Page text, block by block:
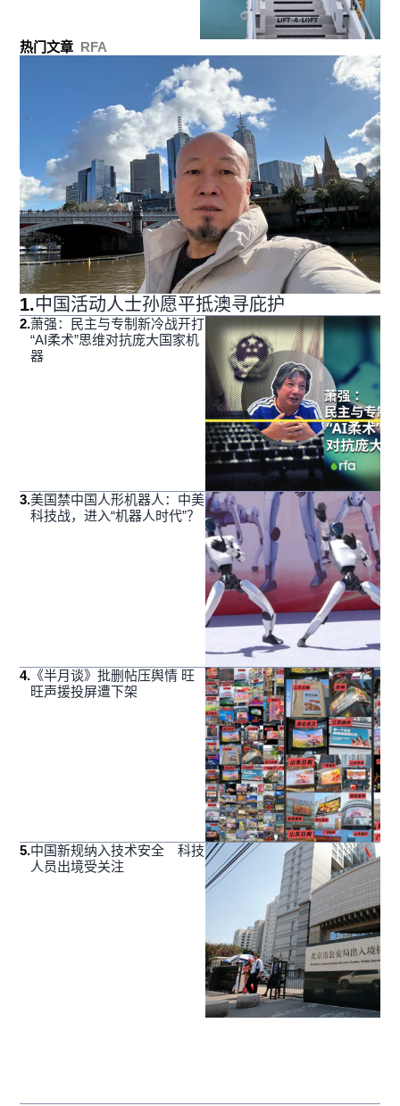
热门文章 RFA
1.中国活动人士孙愿平抵澳寻庇护
2.萧强：民主与专制新冷战开打
“AI柔术”思维对抗庞大国家机
器
3.美国禁中国人形机器人：中美
科技战，进入“机器人时代”？
4. 《半月谈》批删帖压舆情 旺
旺声援投屏遭下架
5.中国新规纳入技术安全 科技
人员出境受关注